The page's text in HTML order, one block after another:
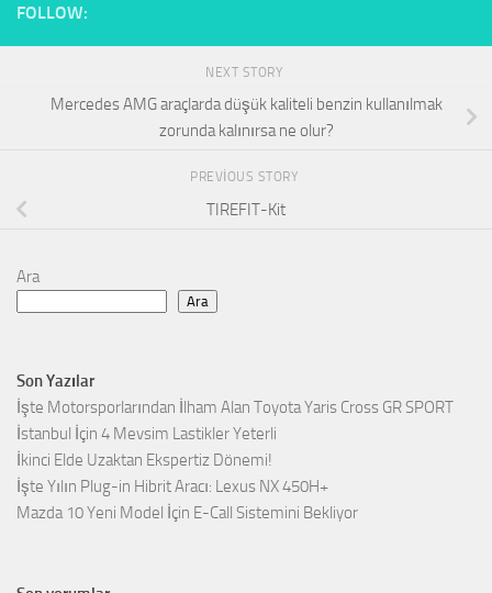
FOLLOW:
NEXT STORY
Mercedes AMG araçlarda düşük kaliteli benzin kullanılmak
zorunda kalınırsa ne olur?
PREVIOUS STORY
TIREFIT-Kit
Ara
Ara
Son Yazılar
İşte Motorsporlarından İlham Alan Toyota Yaris Cross GR SPORT
İstanbul İçin 4 Mevsim Lastikler Yeterli
İkinci Elde Uzaktan Ekspertiz Dönemi!
İşte Yılın Plug-in Hibrit Aracı: Lexus NX 450H+
Mazda 10 Yeni Model İçin E-Call Sistemini Bekliyor